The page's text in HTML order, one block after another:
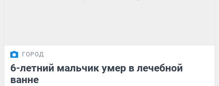
ГОРОД
6-летний мальчик умер в лечебной
ванне